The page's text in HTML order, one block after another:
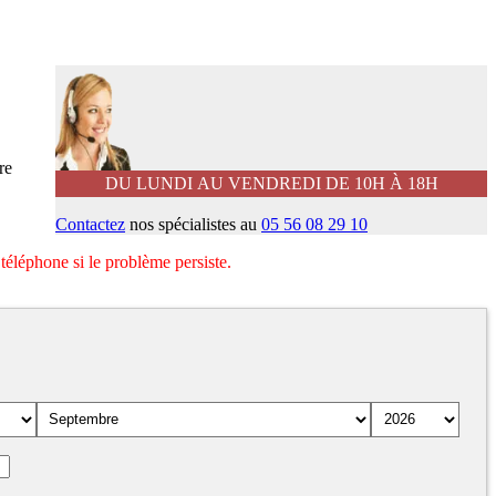
DU LUNDI AU VENDREDI DE 10H À 18H
Contactez nos spécialistes au 05 56 08 29 10
si le problème persiste.